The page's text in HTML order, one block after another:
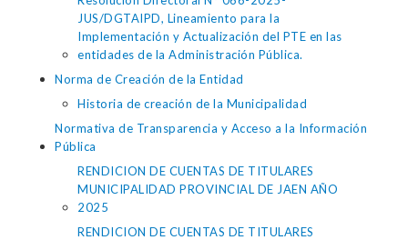
JUS/DGTAIPD, Lineamiento para la
Implementación y Actualización del PTE en las
entidades de la Administración Pública.
Norma de Creación de la Entidad
Historia de creación de la Municipalidad
Normativa de Transparencia y Acceso a la Información
Pública
RENDICION DE CUENTAS DE TITULARES
MUNICIPALIDAD PROVINCIAL DE JAEN AÑO
2025
RENDICION DE CUENTAS DE TITULARES